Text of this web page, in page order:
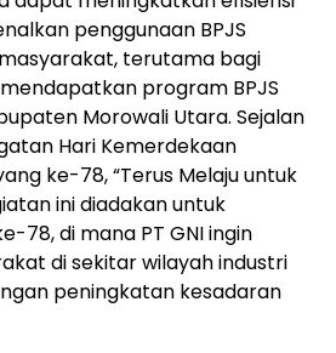
penggunaan BPJS
terutama bagi
program BPJS
Morowali Utara. Sejalan
Hari Kemerdekaan
ke-78, “Terus Melaju untuk
ini diadakan untuk
78, di mana PT GNI ingin
di sekitar wilayah industri
peningkatan kesadaran